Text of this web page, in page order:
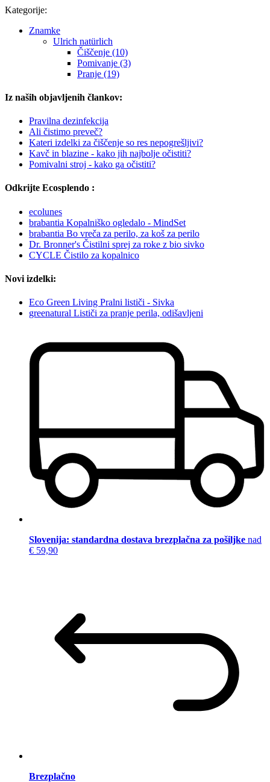
Kategorije:
Znamke
Ulrich natürlich
Čiščenje (10)
Pomivanje (3)
Pranje (19)
Iz naših objavljenih člankov:
Pravilna dezinfekcija
Ali čistimo preveč?
Kateri izdelki za čiščenje so res nepogrešljivi?
Kavč in blazine - kako jih najbolje očistiti?
Pomivalni stroj - kako ga očistiti?
Odkrijte Ecosplendo :
ecolunes
brabantia Kopalniško ogledalo - MindSet
brabantia Bo vreča za perilo, za koš za perilo
Dr. Bronner's Čistilni sprej za roke z bio sivko
CYCLE Čistilo za kopalnico
Novi izdelki:
Eco Green Living Pralni lističi - Sivka
greenatural Lističi za pranje perila, odišavljeni
Slovenija: standardna dostava brezplačna za pošiljke nad
€ 59,90
Brezplačno